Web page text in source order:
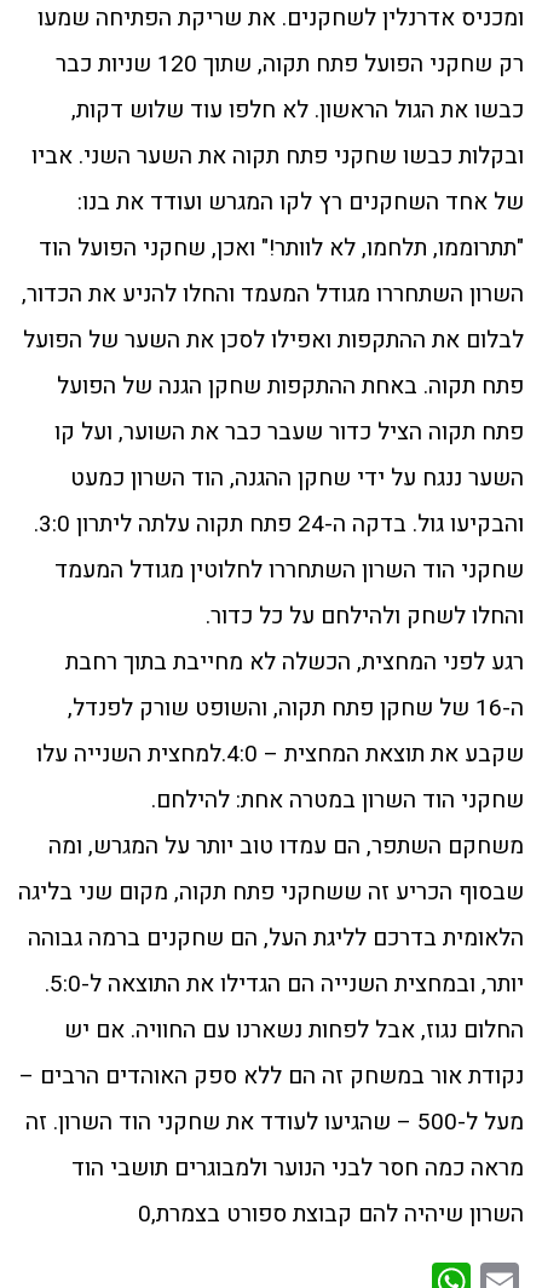
ומכניס אדרנלין לשחקנים. את שריקת הפתיחה שמעו
רק שחקני הפועל פתח תקוה, שתוך 120 שניות כבר
כבשו את הגול הראשון. לא חלפו עוד שלוש דקות,
ובקלות כבשו שחקני פתח תקוה את השער השני. אביו
של אחד השחקנים רץ לקו המגרש ועודד את בנו:
"תתרוממו, תלחמו, לא לוותר!" ואכן, שחקני הפועל הוד
השרון השתחררו מגודל המעמד והחלו להניע את הכדור,
לבלום את ההתקפות ואפילו לסכן את השער של הפועל
פתח תקוה. באחת ההתקפות שחקן הגנה של הפועל
פתח תקוה הציל כדור שעבר כבר את השוער, ועל קו
השער ננגח על ידי שחקן ההגנה, הוד השרון כמעט
והבקיעו גול. בדקה ה-24 פתח תקוה עלתה ליתרון 3:0.
שחקני הוד השרון השתחררו לחלוטין מגודל המעמד
והחלו לשחק ולהילחם על כל כדור.
רגע לפני המחצית, הכשלה לא מחייבת בתוך רחבת
ה-16 של שחקן פתח תקוה, והשופט שורק לפנדל,
שקבע את תוצאת המחצית – 4:0.למחצית השנייה עלו
שחקני הוד השרון במטרה אחת: להילחם.
משחקם השתפר, הם עמדו טוב יותר על המגרש, ומה
שבסוף הכריע זה ששחקני פתח תקוה, מקום שני בליגה
הלאומית בדרכם לליגת העל, הם שחקנים ברמה גבוהה
יותר, ובמחצית השנייה הם הגדילו את התוצאה ל-5:0.
החלום נגוז, אבל לפחות נשארנו עם החוויה. אם יש
נקודת אור במשחק זה הם ללא ספק האוהדים הרבים –
מעל ל-500 – שהגיעו לעודד את שחקני הוד השרון. זה
מראה כמה חסר לבני הנוער ולמבוגרים תושבי הוד
השרון שיהיה להם קבוצת ספורט בצמרת,0